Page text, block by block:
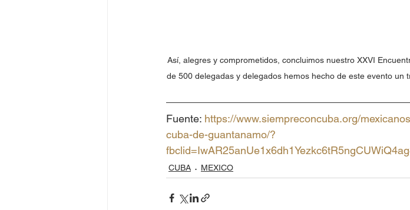
Así, alegres y comprometidos, concluimos nuestro XXVI
de 500 delegadas y delegados hemos hecho de este evento un
Fuente: https://www.siempreconcuba.org/
cuba-de-guantanamo/?
CUBA MEXICO